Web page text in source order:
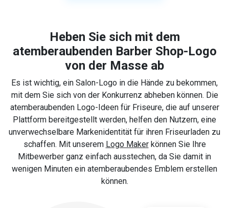
Heben Sie sich mit dem
atemberaubenden Barber Shop-Logo
von der Masse ab
Es ist wichtig, ein Salon-Logo in die Hände zu bekommen,
mit dem Sie sich von der Konkurrenz abheben können. Die
atemberaubenden Logo-Ideen für Friseure, die auf unserer
Plattform bereitgestellt werden, helfen den Nutzern, eine
unverwechselbare Markenidentität für ihren Friseurladen zu
schaffen. Mit unserem Logo Makerkönnen Sie Ihre
Mitbewerber ganz einfach ausstechen, da Sie damit in
wenigen Minuten ein atemberaubendes Emblem erstellen
können.